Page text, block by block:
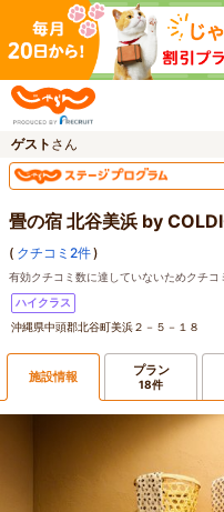
ゲスト さん
畳の宿 北谷美浜 by
( クチコミ2件)
有効クチコミ数に達していないためクチコ
ハイクラス
沖縄県中頭郡北谷町美浜２－５－１８
施設情報 プラン
18件